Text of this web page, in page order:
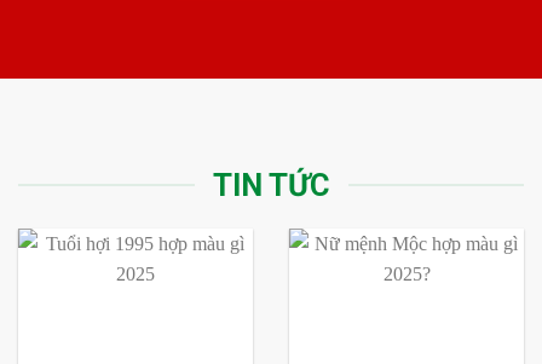
TIN TỨC